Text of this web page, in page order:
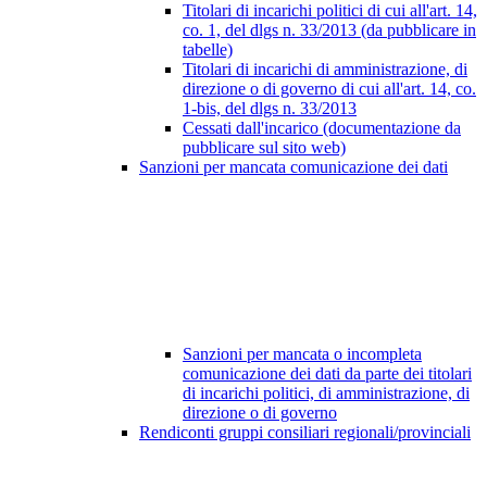
Titolari di incarichi politici di cui all'art. 14,
co. 1, del dlgs n. 33/2013 (da pubblicare in
tabelle)
Titolari di incarichi di amministrazione, di
direzione o di governo di cui all'art. 14, co.
1-bis, del dlgs n. 33/2013
Cessati dall'incarico (documentazione da
pubblicare sul sito web)
Sanzioni per mancata comunicazione dei dati
Sanzioni per mancata o incompleta
comunicazione dei dati da parte dei titolari
di incarichi politici, di amministrazione, di
direzione o di governo
Rendiconti gruppi consiliari regionali/provinciali